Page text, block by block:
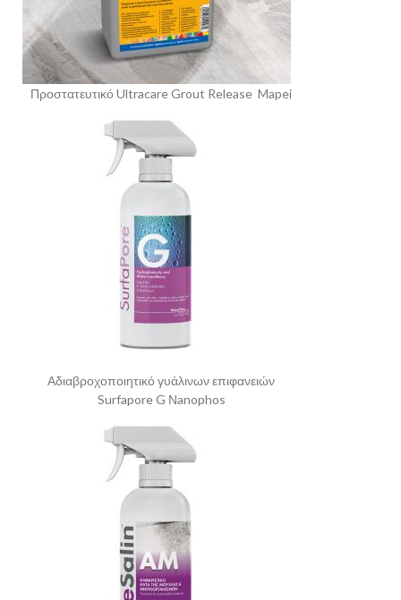
Προστατευτικό Ultracare Grout Release Mapei
Αδιαβροχοποιητικό γυάλινων επιφανειών
Surfapore G Νanophos